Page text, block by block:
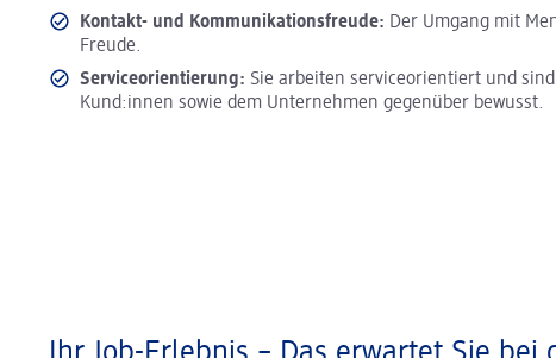
Kontakt- und Kommunikationsfreude: Der Umgang mit
Freude.
Serviceorientierung: Sie arbeiten serviceorientiert und
Kund:innen sowie dem Unternehmen gegenüber bewusst.